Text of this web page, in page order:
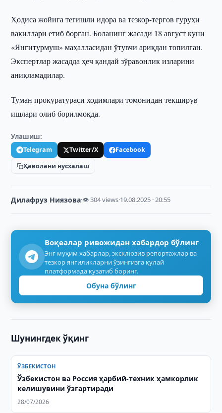
Ҳодиса жойига тегишли идора ва тезкор-тергов гуруҳи
вакиллари етиб борган. Боланинг жасади 18 август куни
«Янгитурмуш» маҳалласидан ўтувчи ариқдан топилган.
Экспертлар жасадда ҳеч қандай зўравонлик изларини
аниқламадилар.
Туман прокуратураси ходимлари томонидан текширув
ишлари олиб борилмоқда.
Улашиш:
Telegram Twitter/X
Facebook
Ҳаволани нусхалаш
Дилафруз Ниязова·👁 304 views·19.08.2025 · 20:55
Воқеалар ривожидан хабардор бўлинг
Энг муҳим хабарлар, эксклюзив репортажлар ва
тезкор янгиликларни ўзингизга қулай
платформада кузатиб боринг.
Обуна бўлинг
Шунингдек ўқинг
ЎЗБЕКИСТОН
Ўзбекистон ва Россия ҳарбий-техник ҳамкорлик
келишувини ўзгартиради
28/07/2026